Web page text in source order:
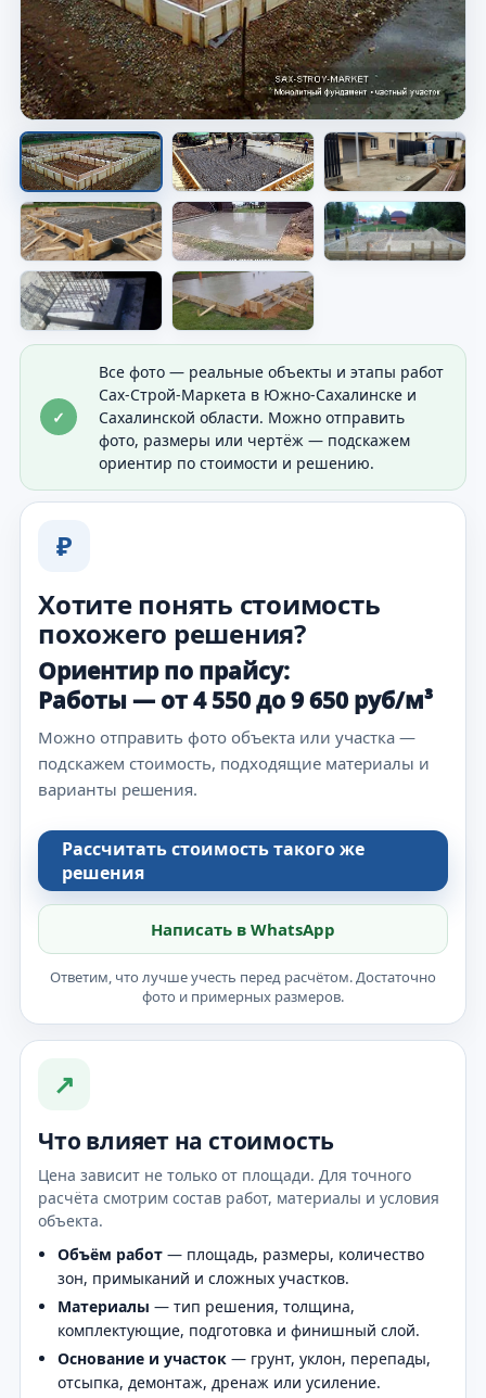
Опалубка перед заливкой
Показана форма будущего основания перед
бетоном.
✓
Все фото — реальные объекты и этапы работ
Сах-Строй-Маркета в Южно-Сахалинске и
Сахалинской области. Можно отправить
фото, размеры или чертёж — подскажем
ориентир по стоимости и решению.
₽
Хотите понять стоимость
похожего решения?
Ориентир по прайсу:
Работы — от 4 550 до 9 650 руб/м³
Можно отправить фото объекта или участка —
подскажем стоимость, подходящие материалы и
варианты решения.
Рассчитать стоимость такого же
решения
Написать в WhatsApp
Ответим, что лучше учесть перед расчётом. Достаточно
фото и примерных размеров.
↗
Что влияет на стоимость
Цена зависит не только от площади. Для точного
расчёта смотрим состав работ, материалы и условия
объекта.
Объём работ — площадь, размеры, количество
зон, примыканий и сложных участков.
Материалы — тип решения, толщина,
комплектующие, подготовка и финишный слой.
Основание и участок — грунт, уклон, перепады,
отсыпка, демонтаж, дренаж или усиление.